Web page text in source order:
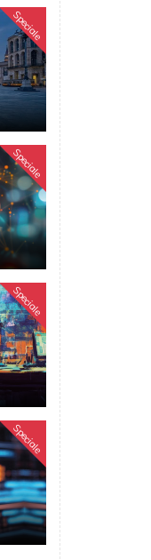
Speciale
Speciale
Speciale
Speciale